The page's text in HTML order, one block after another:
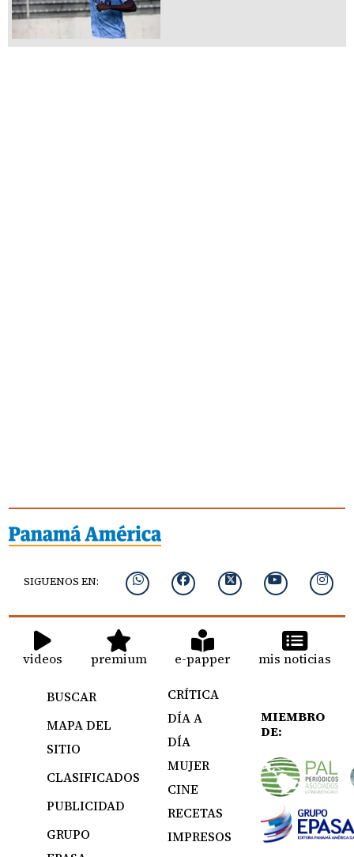
SIGUENOS EN:
videos premium e-papper mis noticias
BUSCAR
MAPA DEL
SITIO
CLASIFICADOS
PUBLICIDAD
GRUPO
CRÍTICA
DÍA A
DÍA
MUJER
CINE
RECETAS
IMPRESOS
MIEMBRO
DE: